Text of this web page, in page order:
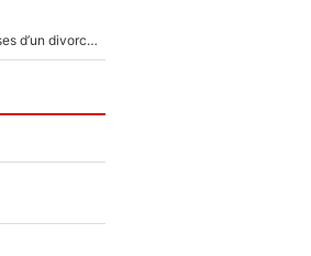
Frank McCourt et Pablo Longoria : Les coulisses d’un divorce coûteux qui ruine l’OM à petit feu…